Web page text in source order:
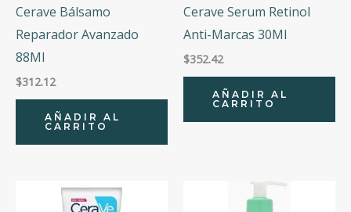
Cerave Bálsamo
Reparador Avanzado
88Ml
$312.12
AÑADIR AL
CARRITO
Cerave Serum Retinol
Anti-Marcas 30Ml
$352.42
AÑADIR AL
CARRITO